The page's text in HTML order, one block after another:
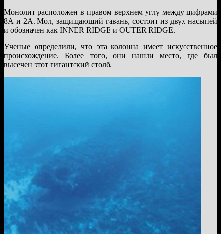
Монолит расположен в правом верхнем углу между цифрами
8А и 2А. Мол, защищающий гавань, состоит из двух насыпей
и обозначен как INNER RIDGE и OUTER RIDGE.
Ученые определили, что эта колонна имеет искусственное
происхождение. Более того, они нашли место, где был
высечен этот гигантский столб.